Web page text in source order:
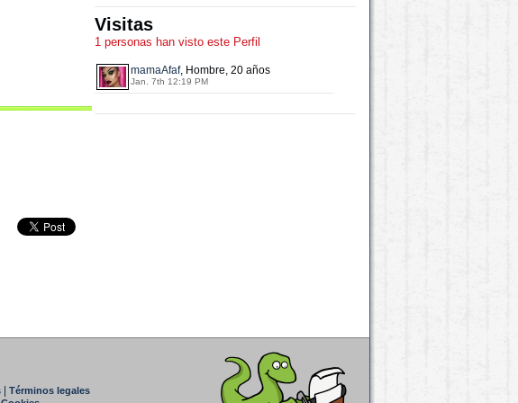
Visitas
1 personas han visto este Perfil
mamaAfaf, Hombre, 20 años
Jan. 7th 12:19 PM
|
Términos legales